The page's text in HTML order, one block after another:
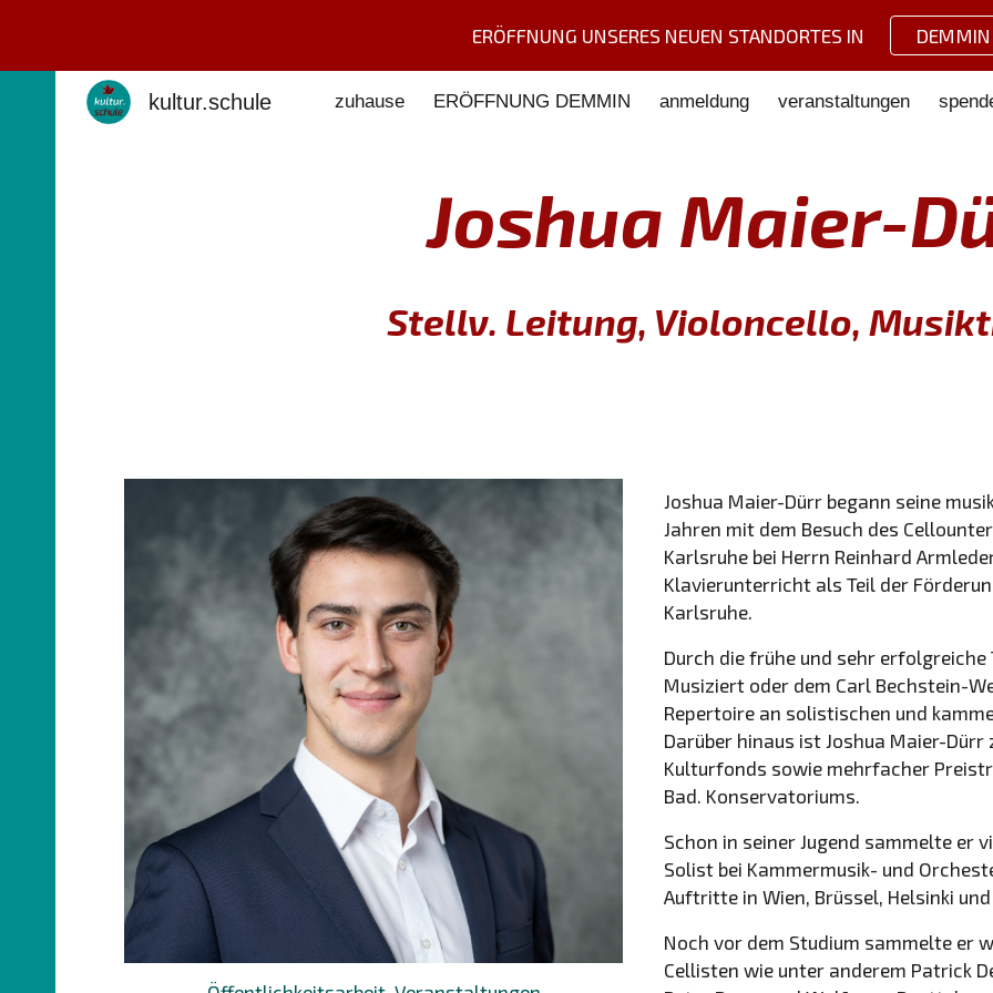
Skip to main content Skip to
ERÖFFNUNG UNSERES NEUEN STANDORTES IN DEMMIN
kultur.schule zuhause ERÖFFNUNG DEMMIN anmeldung veranstaltungen
Joshua Maier-
Stellv. Leitung, Violoncello,
Joshua Maier-Dürr begann seine
Jahren mit dem Besuch des
Karlsruhe bei Herrn Reinhard
Klavierunterricht als Teil der
Karlsruhe.
Durch die frühe und sehr
Musiziert oder dem Carl Bechstein-
Repertoire an solistischen und
Darüber hinaus ist Joshua Maier-
Kulturfonds sowie mehrfacher
Bad. Konservatoriums.
Schon in seiner Jugend sammelte
Solist bei Kammermusik- und
Auftritte in Wien, Brüssel, Helsinki
Noch vor dem Studium sammelte er
Cellisten wie unter anderem Patrick